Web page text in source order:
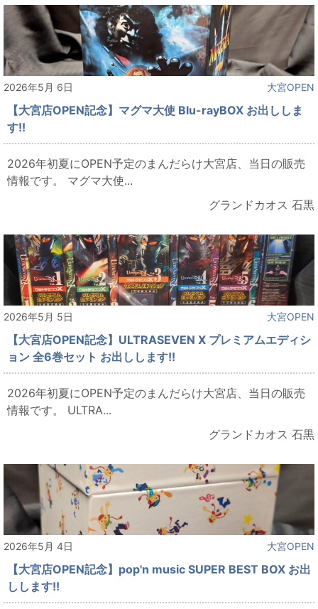
2026年5月 6日 大宮OPEN
【大宮店OPEN記念】マグマ大使 Blu-rayBOX お出ししま
す!!
2026年初夏にOPEN予定のまんだらけ大宮店、当日の販売
情報です。 マグマ大使...
グランドカオス 石黒
2026年5月 5日 大宮OPEN
【大宮店OPEN記念】ULTRASEVEN X プレミアムエディシ
ョン 全6巻セット お出しします!!
2026年初夏にOPEN予定のまんだらけ大宮店、当日の販売
情報です。 ULTRA...
グランドカオス 石黒
2026年5月 4日 大宮OPEN
【大宮店OPEN記念】pop'n music SUPER BEST BOX お出
しします!!